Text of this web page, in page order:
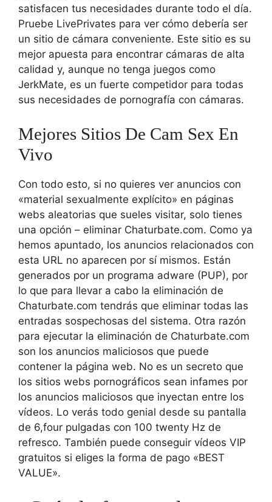
satisfacen tus necesidades durante todo el día.
Pruebe LivePrivates para ver cómo debería ser
un sitio de cámara conveniente. Este sitio es su
mejor apuesta para encontrar cámaras de alta
calidad y, aunque no tenga juegos como
JerkMate, es un fuerte competidor para todas
sus necesidades de pornografía con cámaras.
Mejores Sitios De Cam Sex En
Vivo
Con todo esto, si no quieres ver anuncios con
«material sexualmente explícito» en páginas
webs aleatorias que sueles visitar, solo tienes
una opción – eliminar Chaturbate.com. Como ya
hemos apuntado, los anuncios relacionados con
esta URL no aparecen por sí mismos. Están
generados por un programa adware (PUP), por
lo que para llevar a cabo la eliminación de
Chaturbate.com tendrás que eliminar todas las
entradas sospechosas del sistema. Otra razón
para ejecutar la eliminación de Chaturbate.com
son los anuncios maliciosos que puede
contener la página web. No es un secreto que
los sitios webs pornográficos sean infames por
los anuncios maliciosos que inyectan entre los
vídeos. Lo verás todo genial desde su pantalla
de 6,four pulgadas con 100 twenty Hz de
refresco. También puede conseguir vídeos VIP
gratuitos si eliges la forma de pago «BEST
VALUE».